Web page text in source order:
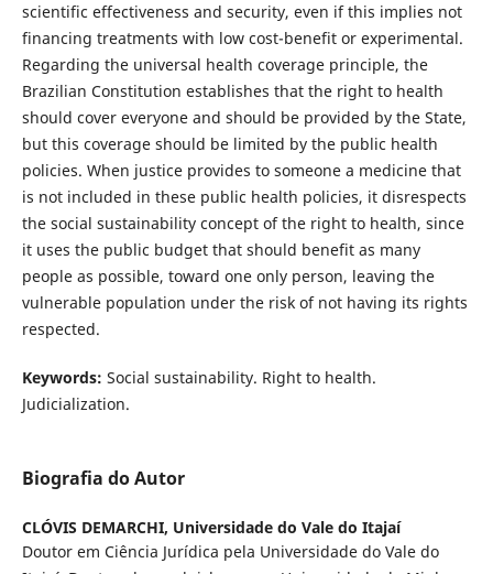
scientific effectiveness and security, even if this implies not
financing treatments with low cost-benefit or experimental.
Regarding the universal health coverage principle, the
Brazilian Constitution establishes that the right to health
should cover everyone and should be provided by the State,
but this coverage should be limited by the public health
policies. When justice provides to someone a medicine that
is not included in these public health policies, it disrespects
the social sustainability concept of the right to health, since
it uses the public budget that should benefit as many
people as possible, toward one only person, leaving the
vulnerable population under the risk of not having its rights
respected.
Keywords: Social sustainability. Right to health.
Judicialization.
Biografia do Autor
CLÓVIS DEMARCHI, Universidade do Vale do Itajaí
Doutor em Ciência Jurídica pela Universidade do Vale do